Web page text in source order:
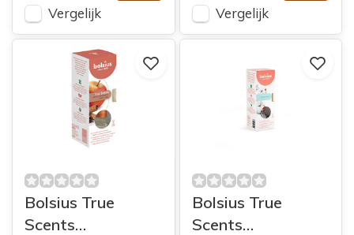
Vergelijk Vergelijk
Bolsius True
Scents
Bolsius True
Scents